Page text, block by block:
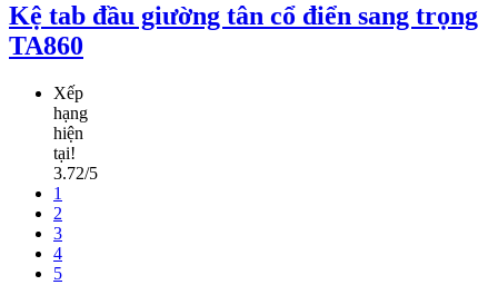
Kệ tab đầu giường tân cổ điển sang trọng
TA860
Xếp
hạng
hiện
tại!
3.72/5
1
2
3
4
5